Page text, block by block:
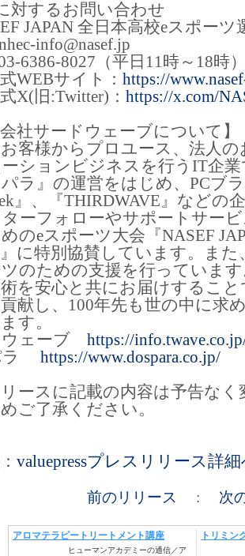
対するお問い合わせ
JAPAN 全日本高校eスポー
info@nasef.jp
6386-8027（平日11時～18時
WEBサイト： https://
X(旧:Twitter)： https://x.com/
会社サードウェーブについて】
客様からプロユース、法人
ションビジネスを行うIT企
パラ』の運営をはじめ、PCブ
』、『THIRDWAVE』などの
ーフォローやサポートサー
のeスポーツ大会『NASEF
に特別協賛しています。また
のための支援を行っていま
を安心と共にお届けするこ
献し、100年先も世の中に求
す。
ウェーブ https://
ラ https://www.dospara.co.jp/
ースに記載の内容は予告なく
ご了承ください。
valuepressプレスリリース詳
前のリリース : 次